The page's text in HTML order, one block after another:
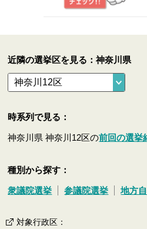
近隣の選挙区を見る：神奈川県
時系列で見る：
神奈川県 神奈川12区の前回の選挙
種別から探す：
衆議院選挙 参議院選挙 地方
対象行政区 ：